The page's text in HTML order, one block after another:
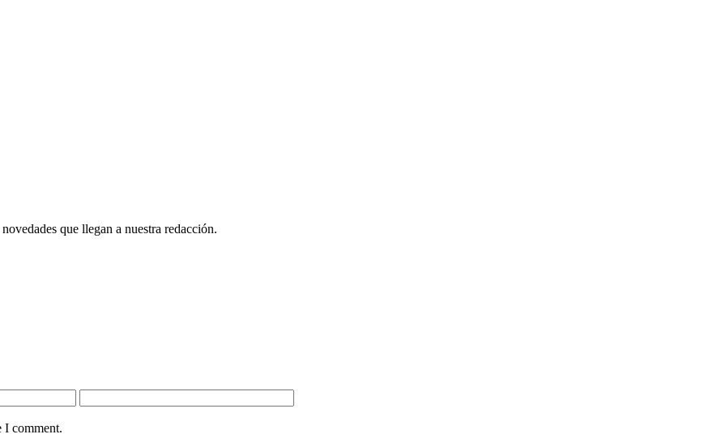
que llegan a nuestra redacción.
I comment.